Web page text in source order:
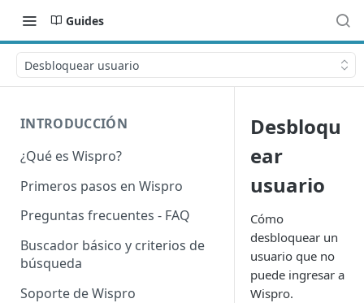
Guides
Desbloquear usuario
INTRODUCCIÓN
¿Qué es Wispro?
Primeros pasos en Wispro
Preguntas frecuentes - FAQ
Buscador básico y criterios de
búsqueda
Soporte de Wispro
Desbloqu
ear
usuario
Cómo
desbloquear un
usuario que no
puede ingresar a
Wispro.